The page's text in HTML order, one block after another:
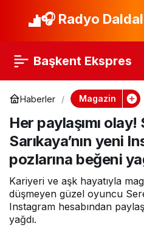
🎧 Radyo
Başkent Ekspres
Haberler Magazin
Her paylaşımı
Sarıkaya’nın yeni
pozlarına beğeni
Kariyeri ve aşk hayatıyla
düşmeyen güzel oyuncu
Instagram hesabından
yağdı.
Demet’in siyah
Rüya’nın yıldızı
sosyal medyada da